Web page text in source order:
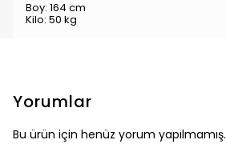
Boy: 164 cm
Kilo: 50 kg
Yorumlar
Bu ürün için henüz yorum yapılmamış.